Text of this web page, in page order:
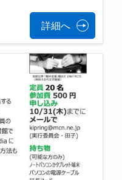
詳細へ